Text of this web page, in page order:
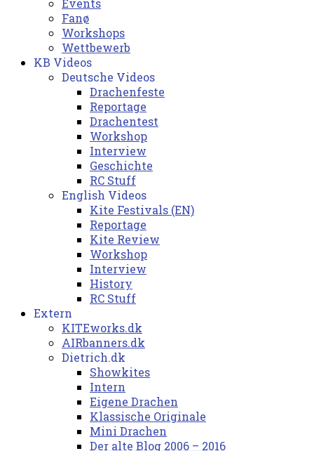
Events
Fanø
Workshops
Wettbewerb
KB Videos
Deutsche Videos
Drachenfeste
Reportage
Drachentest
Workshop
Interview
Geschichte
RC Stuff
English Videos
Kite Festivals (EN)
Reportage
Kite Review
Workshop
Interview
History
RC Stuff
Extern
KITEworks.dk
AIRbanners.dk
Dietrich.dk
Showkites
Intern
Eigene Drachen
Klassische Originale
Mini Drachen
Der alte Blog 2006 – 2016